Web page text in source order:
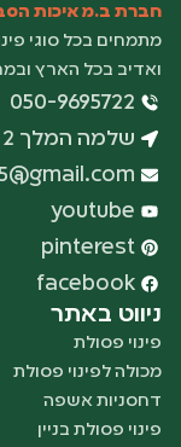
חברת ב.מ איכות
מתמחים בכל סוגי
ואדיב בכל הארץ
050-9695722
שלמה המלך 2 ראש העין
youtube
pinterest
facebook
ניווט באתר
פינוי פסולת
מכולה לפינוי פסולת
דחסניות אשפה
פינוי פסולת בניין